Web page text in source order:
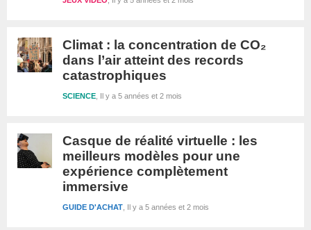
Climat : la concentration de CO₂
dans l’air atteint des records
catastrophiques
Il y a 5 années et 2 mois
SCIENCE
Casque de réalité virtuelle : les
meilleurs modèles pour une
expérience complètement
immersive
Il y a 5 années et 2 mois
GUIDE D'ACHAT